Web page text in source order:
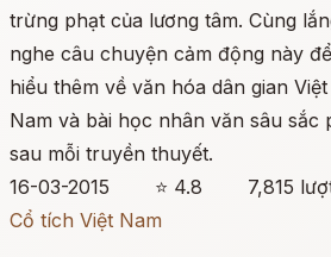
trừng phạt của lương tâm. Cùng
nghe câu chuyện cảm động này để
hiểu thêm về văn hóa dân gian Việt
Nam và bài học nhân văn sâu sắc
sau mỗi truyền thuyết.
16-03-2015
⭐ 4.8
7,815
Cổ tích Việt Nam